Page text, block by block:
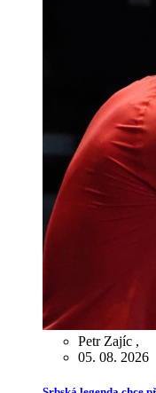
Petr Zajíc ,
05. 08. 2026